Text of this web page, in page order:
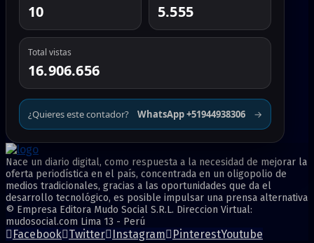
10 5.555
Total vistas
16.906.656
¿Quieres este contador? WhatsApp +51944938306 →
Nace un diario digital, como respuesta a la necesidad de mejorar la
oferta periodística en el país, concentrada en un oligopolio de
medios tradicionales, gracias a las oportunidades que da el
desarrollo tecnológico, es posible impulsar una prensa alternativa
© Empresa Editora Mudo Social S.R.L. Direccion Virtual:
mudosocial.com Lima 13 - Perú
Facebook Twitter Instagram PinterestYoutube